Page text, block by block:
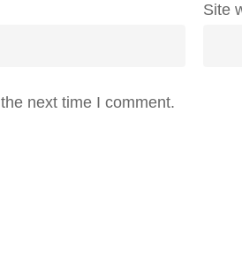
Site
next time I comment.